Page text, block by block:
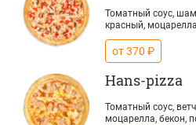
Томатный соус,
красный,
от 370 ₽
Hans-pizza
Томатный соус,
моцарелла, бекон,